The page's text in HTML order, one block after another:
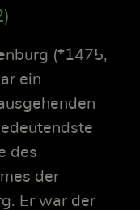
(*1475,
ein
des
der
Er war der